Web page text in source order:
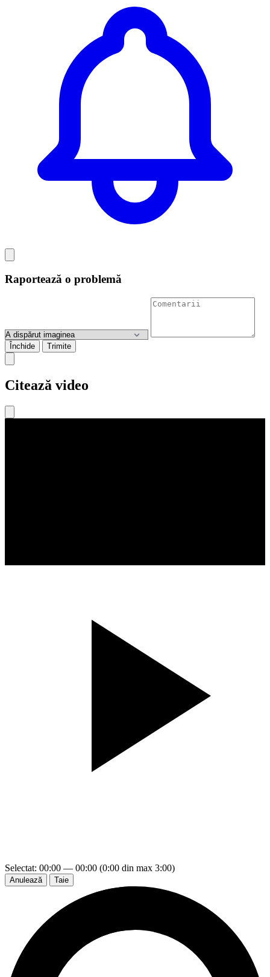
Raportează o problemă
Închide Trimite
Citează video
Selectat: 00:00 — 00:00 (0:00 din max 3:00)
Anulează Taie